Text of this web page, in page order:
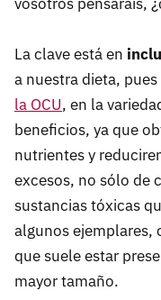
vosotros pensarais,
La clave está en
a nuestra dieta,
la OCU, en la
beneficios, ya que
nutrientes y
excesos, no sólo de
sustancias tóxicas
algunos ejemplares,
que suele estar
mayor tamaño.